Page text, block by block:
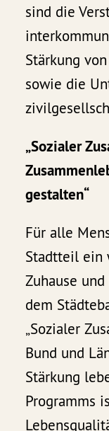
sind die
Stärkung
sowie die
„Sozialer
gestalten“
Für alle
Stadtteil ein
Zuhause
dem
„Sozialer
Bund und
Stärkung
Programms